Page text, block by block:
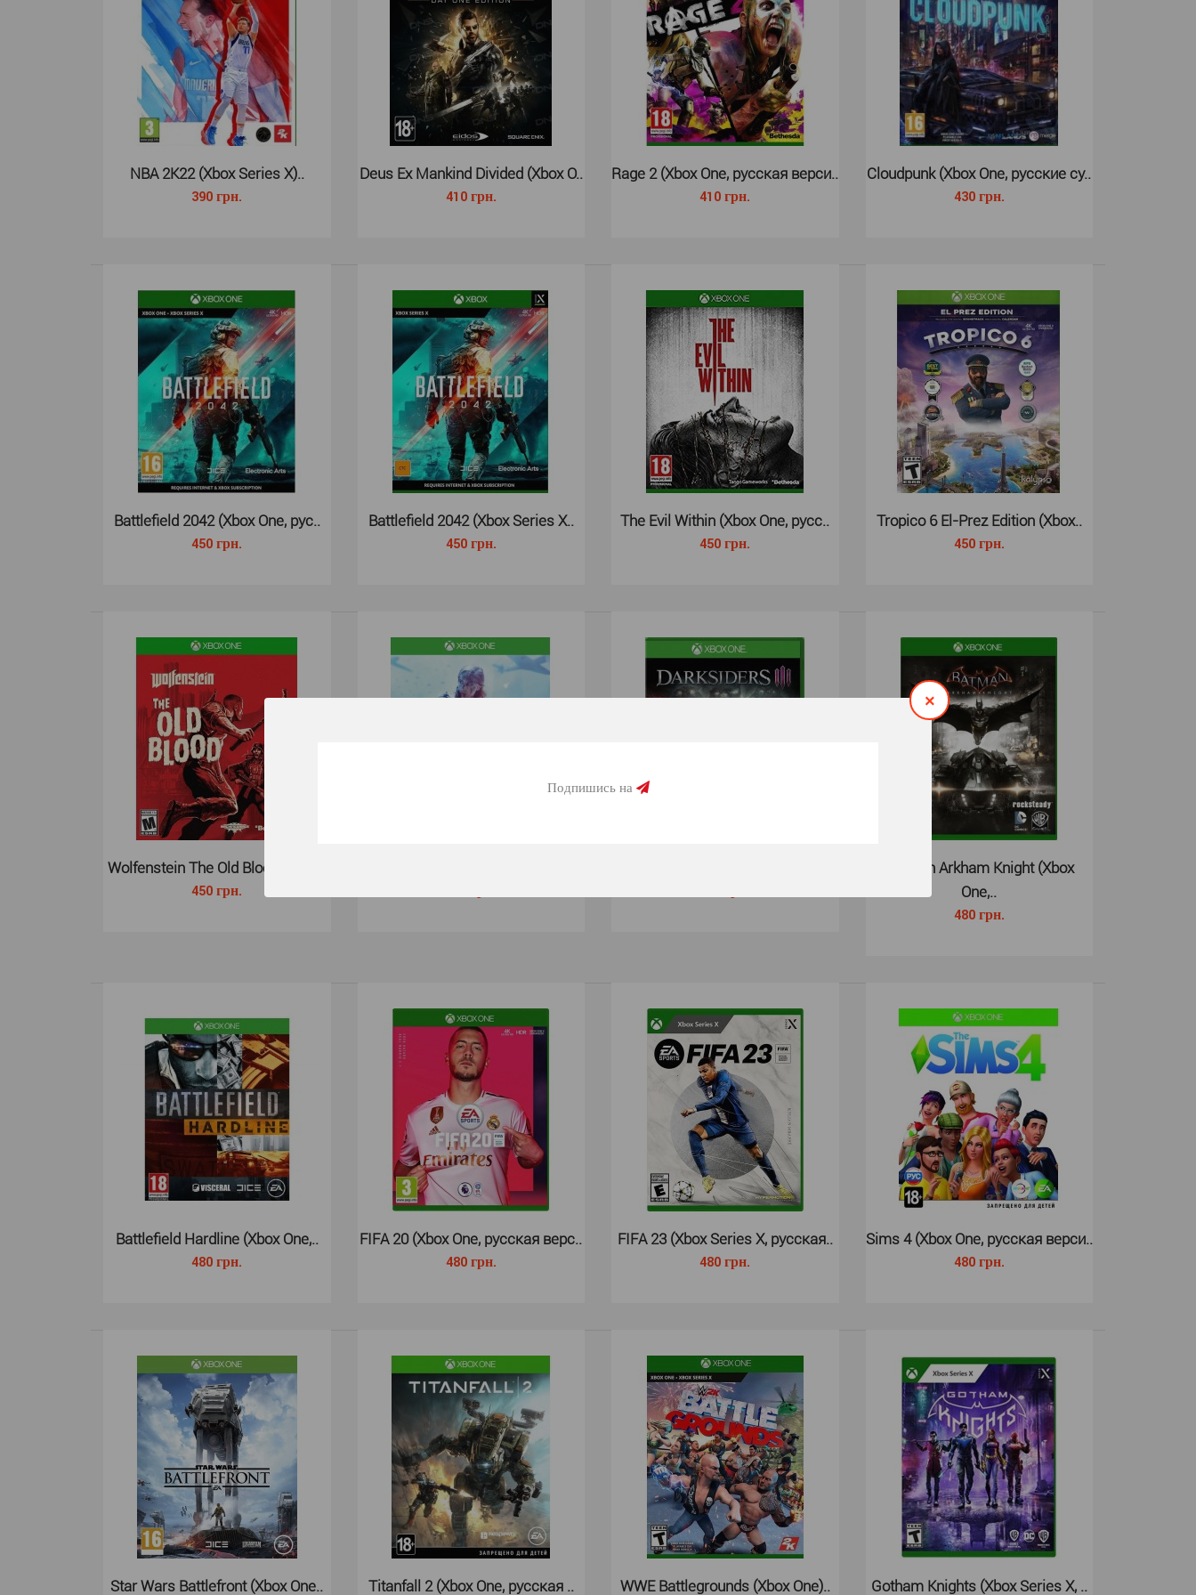
Подпишись на
×
Chivalry 2 (Xbox One, русские с..
270 грн.
Слэшер Chivalry 2 для Xbox One посвящен грандиозным
средневековым сражениям. Игроки станут участника..
Tom Clancys Rainbow Six Extract..
270 грн.
Rainbow Six Extraction для Xbox One - погрузит вас в атмосферу
постапокалипсиса. 3 года назад ..
360 грн.
Injustice 2 для Xbox One - это игра в жанре трехмерного файтинга,
которая является продолжением полю..
LEGO Harry Potter Collection (X..
LEGO Harry Potter Collection Xbox One - это компиляция из двух игр
NBA 2K22 (Xbox One)..
390 грн.
В NBA 2K22 на Xbox One вся баскетбольная вселенная находится в
ваших руках. Играйте сейчас в ре..
NBA 2K22 (Xbox Series X)..
390 грн.
В NBA 2K22 на Xbox Series X вся баскетбольная вселенная
находится в ваших руках. Играйте сейчас..
NBA 2K22 (Xbox Series X)..
390 грн.
Deus Ex Mankind Divided (Xbox O..
410 грн.
Rage 2 (Xbox One, русская верси..
410 грн.
Cloudpunk (Xbox One, русские су..
430 грн.
Battlefield 2042 (Xbox One, рус..
450 грн.
Battlefield 2042 (Xbox Series X..
450 грн.
The Evil Within (Xbox One, русс..
450 грн.
Tropico 6 El-Prez Edition (Xbox..
450 грн.
Wolfenstein The Old Blood (Xbox..
450 грн.
Batman Arkham Knight (Xbox
One,..
480 грн.
Battlefield Hardline (Xbox One,..
480 грн.
FIFA 20 (Xbox One, русская верс..
480 грн.
FIFA 23 (Xbox Series X, русская..
480 грн.
Sims 4 (Xbox One, русская верси..
480 грн.
Star Wars Battlefront (Xbox One.. Titanfall 2 (Xbox One, русская .. WWE Battlegrounds (Xbox One).. Gotham Knights (Xbox Series X, ..